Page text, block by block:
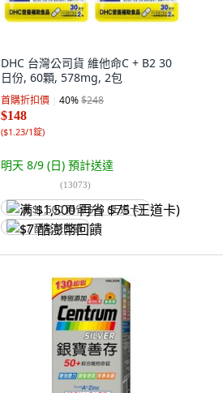
DHC 台灣公司貨 維他命C + B2 30
日份, 60顆, 578mg, 2包
首購折扣價 40%$248
$148
($1.23/1錠)
明天 8/9 (日) 預計送達
(13073)
满 $1,500 再省 $75 (王道卡)
$7 酷澎幣回饋